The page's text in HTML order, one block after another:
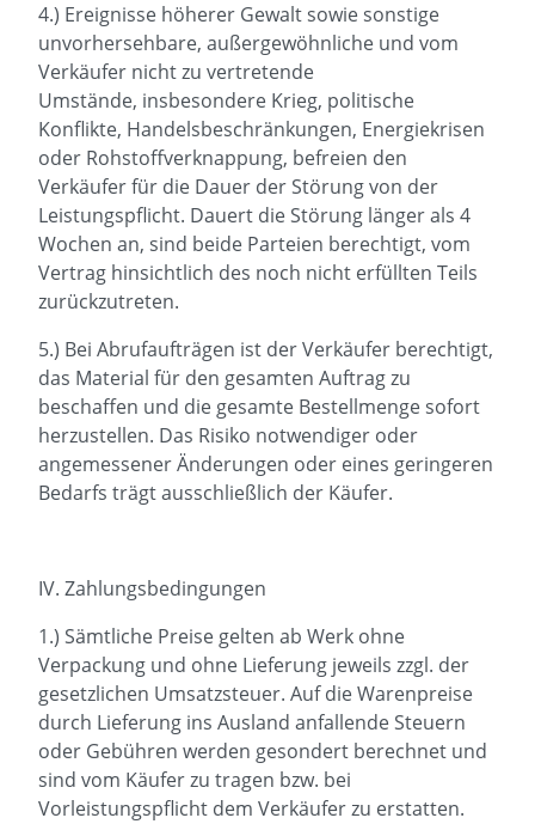
4.) Ereignisse höherer Gewalt sowie sonstige
unvorhersehbare, außergewöhnliche und vom
Verkäufer nicht zu vertretende
Umstände, insbesondere Krieg, politische
Konflikte, Handelsbeschränkungen, Energiekrisen
oder Rohstoffverknappung, befreien den
Verkäufer für die Dauer der Störung von der
Leistungspflicht. Dauert die Störung länger als 4
Wochen an, sind beide Parteien berechtigt, vom
Vertrag hinsichtlich des noch nicht erfüllten Teils
zurückzutreten.
5.) Bei Abrufaufträgen ist der Verkäufer berechtigt,
das Material für den gesamten Auftrag zu
beschaffen und die gesamte Bestellmenge sofort
herzustellen. Das Risiko notwendiger oder
angemessener Änderungen oder eines geringeren
Bedarfs trägt ausschließlich der Käufer.
IV. Zahlungsbedingungen
1.) Sämtliche Preise gelten ab Werk ohne
Verpackung und ohne Lieferung jeweils zzgl. der
gesetzlichen Umsatzsteuer. Auf die Warenpreise
durch Lieferung ins Ausland anfallende Steuern
oder Gebühren werden gesondert berechnet und
sind vom Käufer zu tragen bzw. bei
Vorleistungspflicht dem Verkäufer zu erstatten.